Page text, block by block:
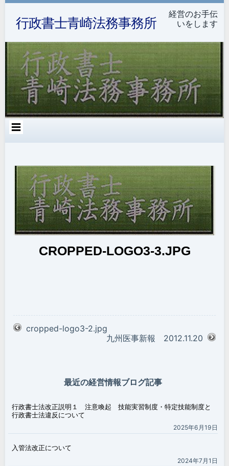
コ
テ
ツ
ス
キ
ッ
プ
行政書士青崎法務事務所
経営のお手伝
いをします
CROPPED-LOGO3-3.JPG
cropped-logo3-2.jpg
九州医事新報 2012.11.20
最近の経営情報ブログ記事
行政書士法改正説明１ 注意喚起 技能実習制度・特定技能制度と
行政書士法違反について
2025年6月19日
入管法改正について
2024年7月1日